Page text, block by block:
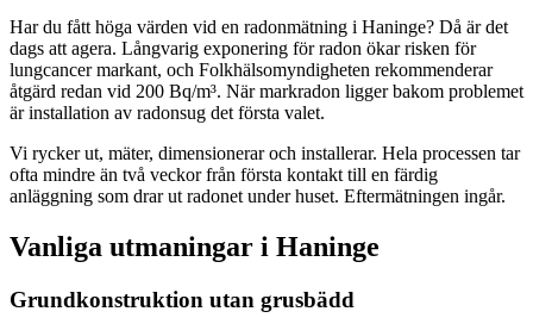
Har du fått höga värden vid en radonmätning i Haninge? Då är det
dags att agera. Långvarig exponering för radon ökar risken för
lungcancer markant, och Folkhälsomyndigheten rekommenderar
åtgärd redan vid 200 Bq/m³. När markradon ligger bakom problemet
är installation av radonsug det första valet.
Vi rycker ut, mäter, dimensionerar och installerar. Hela processen tar
ofta mindre än två veckor från första kontakt till en färdig
anläggning som drar ut radonet under huset. Eftermätningen ingår.
Vanliga utmaningar i Haninge
Grundkonstruktion utan grusbädd